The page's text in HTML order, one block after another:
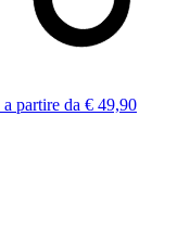
a partire da € 49,90